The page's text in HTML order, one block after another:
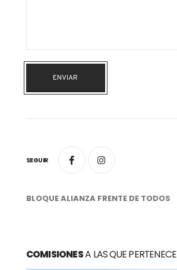
ENVIAR
SEGUIR
BLOQUE ALIANZA FRENTE DE TODOS
COMISIONESA LAS QUE PERTENECE